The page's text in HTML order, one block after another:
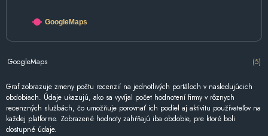
GoogleMaps
GoogleMaps (5)
Graf zobrazuje zmeny počtu recenzií na jednotlivých portáloch v nasledujúcich
obdobiach. Údaje ukazujú, ako sa vyvíjal počet hodnotení firmy v rôznych
recenzných službách, čo umožňuje porovnať ich podiel aj aktivitu používateľov na
každej platforme. Zobrazené hodnoty zahŕňajú iba obdobie, pre ktoré boli
dostupné údaje.